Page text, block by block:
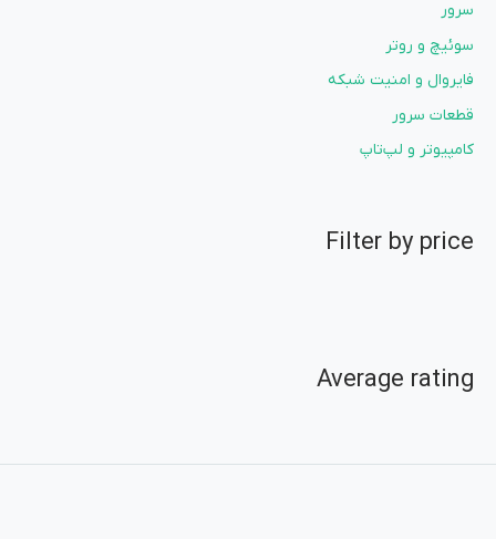
سرور
سوئیچ و روتر
فایروال و امنیت شبکه
قطعات سرور
کامپیوتر و لپ‌تاپ
Filter by price
Average rating